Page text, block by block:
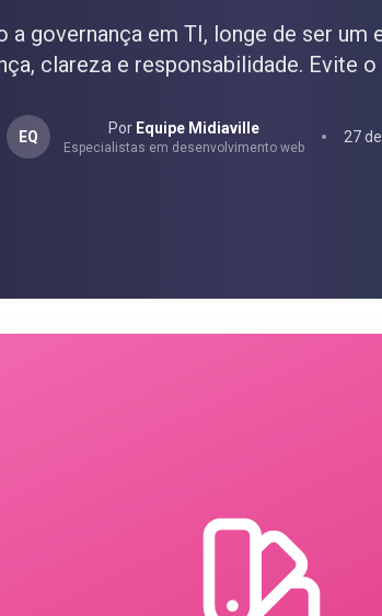
a governança em TI, longe de ser um
clareza e responsabilidade. Evite
EQ Por Equipe Midiaville
Especialistas em desenvolvimento web
27